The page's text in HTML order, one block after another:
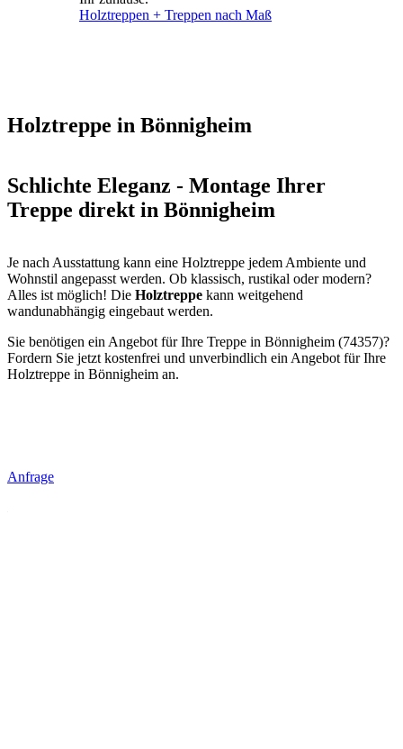
Holztreppen + Treppen nach Maß
Holztreppe in Bönnigheim
Schlichte Eleganz - Montage Ihrer
Treppe direkt in Bönnigheim
Je nach Ausstattung kann eine Holztreppe jedem Ambiente und
Wohnstil angepasst werden. Ob klassisch, rustikal oder modern?
Alles ist möglich! Die Holztreppe kann weitgehend
wandunabhängig eingebaut werden.
Sie benötigen ein Angebot für Ihre Treppe in Bönnigheim (74357)?
Fordern Sie jetzt kostenfrei und unverbindlich ein Angebot für Ihre
Holztreppe in Bönnigheim an.
Anfrage